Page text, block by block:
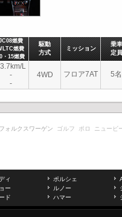
燃費
燃費
・15燃費
駆動
方式
ミッション
乗車
定員
L
-
-
4WD フロア7AT 5名
ォルクスワーゲン ゴルフ ポロ ニュービ
ィ ポルシェ
ー ルノー
ド ハマー